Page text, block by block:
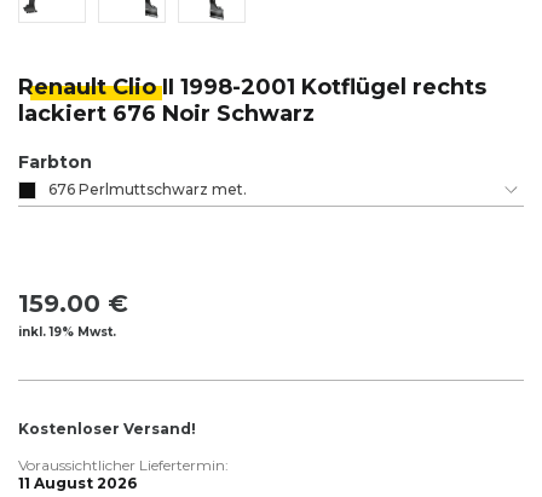
Renault ClioII 1998-2001 Kotflügel rechts
lackiert 676 Noir Schwarz
Farbton
676 Perlmuttschwarz met.
159.00 €
inkl. 19% Mwst.
Kostenloser Versand!
Voraussichtlicher Liefertermin:
11 August 2026